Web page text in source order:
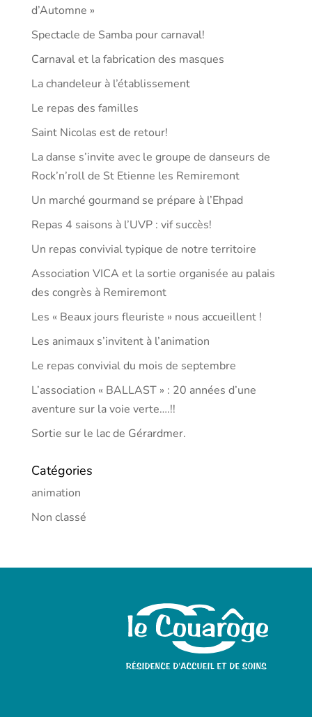
d’Automne »
Spectacle de Samba pour carnaval!
Carnaval et la fabrication des masques
La chandeleur à l’établissement
Le repas des familles
Saint Nicolas est de retour!
La danse s’invite avec le groupe de danseurs de
Rock’n’roll de St Etienne les Remiremont
Un marché gourmand se prépare à l’Ehpad
Repas 4 saisons à l’UVP : vif succès!
Un repas convivial typique de notre territoire
Association VICA et la sortie organisée au palais
des congrès à Remiremont
Les « Beaux jours fleuriste » nous accueillent !
Les animaux s’invitent à l’animation
Le repas convivial du mois de septembre
L’association « BALLAST » : 20 années d’une
aventure sur la voie verte….!!
Sortie sur le lac de Gérardmer.
Catégories
animation
Non classé